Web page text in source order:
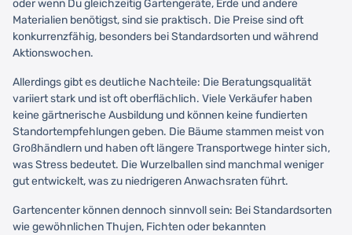
oder wenn Du gleichzeitig Gartengeräte, Erde und andere
Materialien benötigst, sind sie praktisch. Die Preise sind oft
konkurrenzfähig, besonders bei Standardsorten und während
Aktionswochen.
Allerdings gibt es deutliche Nachteile: Die Beratungsqualität
variiert stark und ist oft oberflächlich. Viele Verkäufer haben
keine gärtnerische Ausbildung und können keine fundierten
Standortempfehlungen geben. Die Bäume stammen meist von
Großhändlern und haben oft längere Transportwege hinter sich,
was Stress bedeutet. Die Wurzelballen sind manchmal weniger
gut entwickelt, was zu niedrigeren Anwachsraten führt.
Gartencenter können dennoch sinnvoll sein: Bei Standardsorten
wie gewöhnlichen Thujen, Fichten oder bekannten